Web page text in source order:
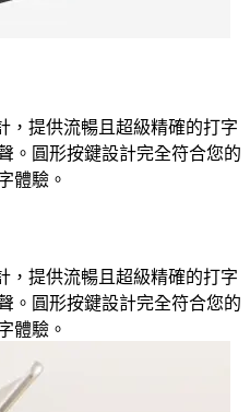
，提供流暢且超級精確的打字
。圓形按鍵設計完全符合您的
體驗。
，提供流暢且超級精確的打字
。圓形按鍵設計完全符合您的
體驗。